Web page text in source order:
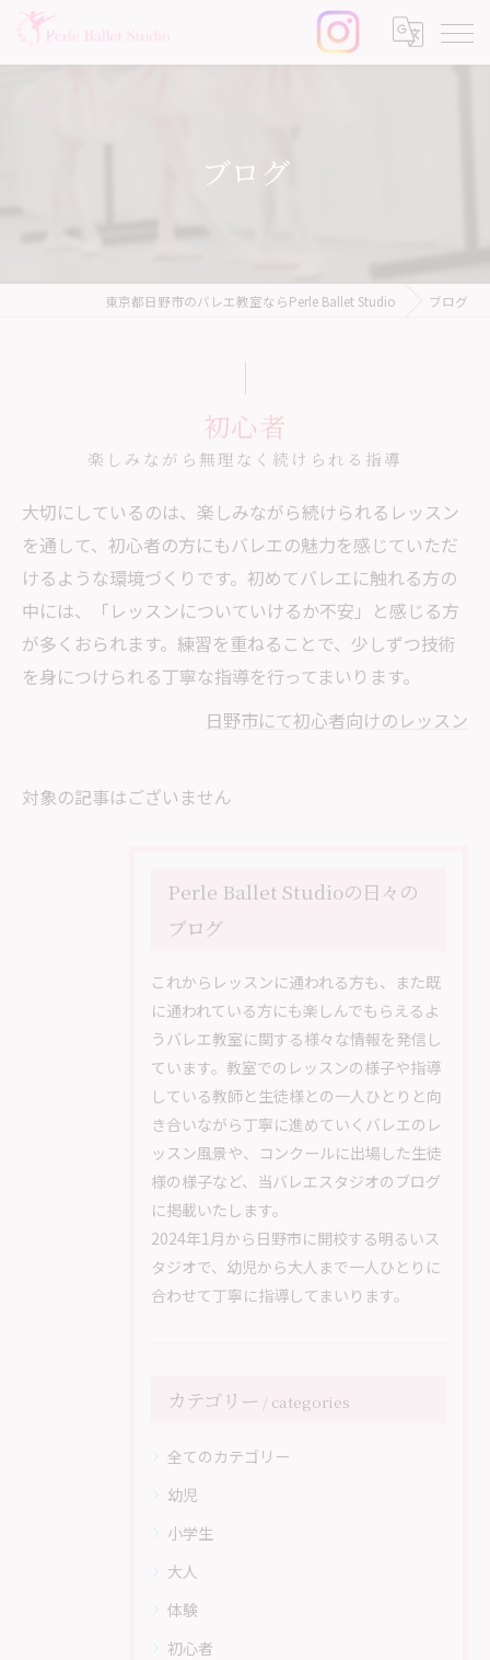
ブログ
東京都日野市のバレエ教室ならPerle Ballet Studio ブログ
初心者
楽しみながら無理なく続けられる指導
大切にしているのは、楽しみながら続けられるレッスン
を通して、初心者の方にもバレエの魅力を感じていただ
けるような環境づくりです。初めてバレエに触れる方の
中には、「レッスンについていけるか不安」と感じる方
が多くおられます。練習を重ねることで、少しずつ技術
を身につけられる丁寧な指導を行ってまいります。
日野市にて初心者向けのレッスン
対象の記事はございません
Perle Ballet Studioの日々の
ブログ
これからレッスンに通われる方も、また既
に通われている方にも楽しんでもらえるよ
うバレエ教室に関する様々な情報を発信し
ています。教室でのレッスンの様子や指導
している教師と生徒様との一人ひとりと向
き合いながら丁寧に進めていくバレエのレ
ッスン風景や、コンクールに出場した生徒
様の様子など、当バレエスタジオのブログ
に掲載いたします。
2024年1月から日野市に開校する明るいス
タジオで、幼児から大人まで一人ひとりに
合わせて丁寧に指導してまいります。
カテゴリー categories
全てのカテゴリー
幼児
小学生
大人
体験
初心者